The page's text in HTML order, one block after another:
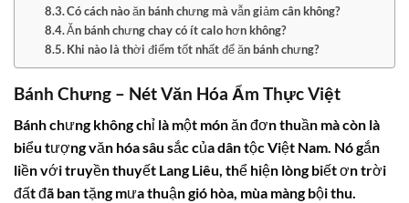
Có cách nào ăn bánh chưng mà vẫn giảm cân không?
Ăn bánh chưng chay có ít calo hơn không?
Khi nào là thời điểm tốt nhất để ăn bánh chưng?
Bánh Chưng – Nét Văn Hóa Ẩm Thực Việt
Bánh chưng không chỉ là một món ăn đơn thuần mà còn là
biểu tượng văn hóa sâu sắc của dân tộc Việt Nam. Nó gắn
liền với truyền thuyết Lang Liêu, thể hiện lòng biết ơn trời
đất đã ban tặng mưa thuận gió hòa, mùa màng bội thu.